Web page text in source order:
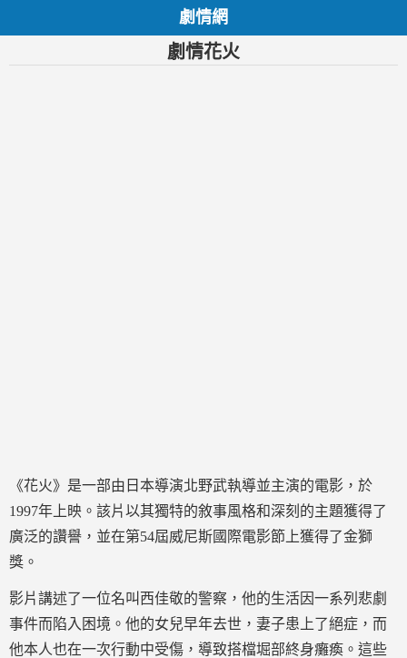
劇情網
劇情花火
《花火》是一部由日本導演北野武執導並主演的電影，於
1997年上映。該片以其獨特的敘事風格和深刻的主題獲得了
廣泛的讚譽，並在第54屆威尼斯國際電影節上獲得了金獅
獎。
影片講述了一位名叫西佳敬的警察，他的生活因一系列悲劇
事件而陷入困境。他的女兒早年去世，妻子患上了絕症，而
他本人也在一次行動中受傷，導致搭檔堀部終身癱瘓。這些